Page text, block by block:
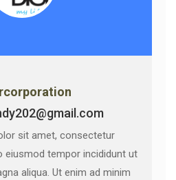
sit amet, consectetur
eiusmod tempor incididunt ut
aliqua. Ut enim ad minim